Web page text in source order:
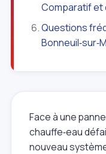
Comparatif et
Questions
Face à une
chauffe‑eau
nouveau